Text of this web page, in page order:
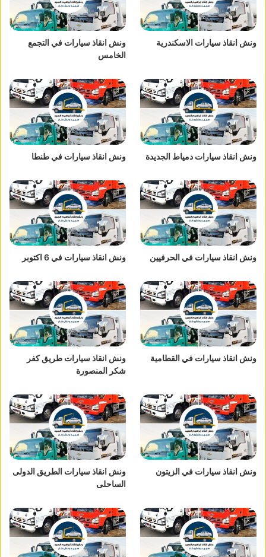
ونش انقاذ سيارات الاسكندرية
ونش انقاذ سيارات في التجمع
الخامس
ونش انقاذ سيارات دمياط الجديدة ونش انقاذ سيارات في طنطا
ونش انقاذ سيارات في الحرفيين ونش انقاذ سيارات في 6 اكتوبر
ونش انقاذ سيارات في القطامية
ونش انقاذ سيارات طريق كفر
شكر المنصورة
ونش انقاذ سيارات في الزيتون
ونش انقاذ سيارات الطريق الدولى
الساحلى